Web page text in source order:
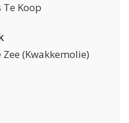
Te Koop
Zee (Kwakkemolie)